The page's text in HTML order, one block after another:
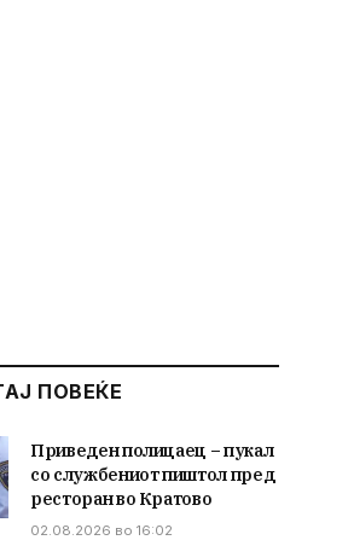
ПОВЕЌЕ
Приведен полицаец – пукал
со службениот пиштол пред
ресторан во Кратово
02.08.2026 во 16:02